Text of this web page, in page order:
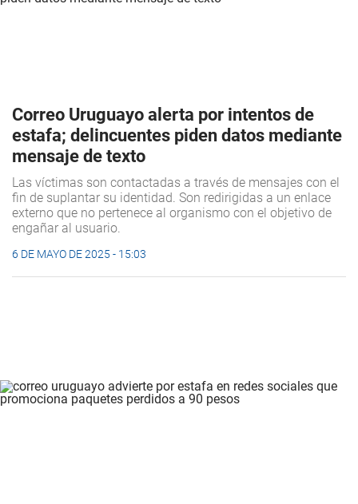
Correo Uruguayo alerta por intentos de
estafa; delincuentes piden datos mediante
mensaje de texto
Las víctimas son contactadas a través de mensajes con el
fin de suplantar su identidad. Son redirigidas a un enlace
externo que no pertenece al organismo con el objetivo de
engañar al usuario.
6 DE MAYO DE 2025 - 15:03